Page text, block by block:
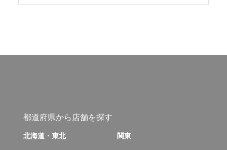
都道府県から店舗を探す
北海道・東北 関東